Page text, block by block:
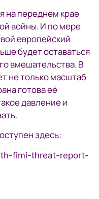
на переднем крае
войны. И по мере
европейский
будет оставаться
вмешательства. В
не только масштаб
готова её
давление и
здесь:
fimi-threat-report-